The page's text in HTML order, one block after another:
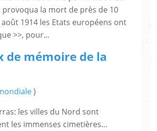
la mort de près de 10
1914 les Etats européens ont
>>, pour...
de mémoire de la
)
les villes du Nord sont
les immenses cimetières...